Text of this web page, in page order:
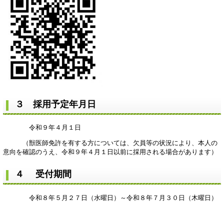
３ 採用予定年月日
令和９年４月１日
（獣医師免許を有する方については、欠員等の状況により、本人の
意向を確認のうえ、令和９年４月１日以前に採用される場合があります）
４ 受付期間
令和８年５月２７日（水曜日）～令和８年７月３０日（木曜日）